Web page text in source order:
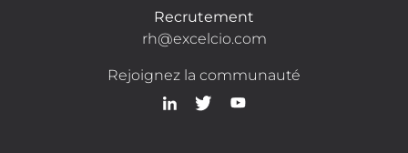
Recrutement
rh@excelcio.com
Rejoignez la communauté